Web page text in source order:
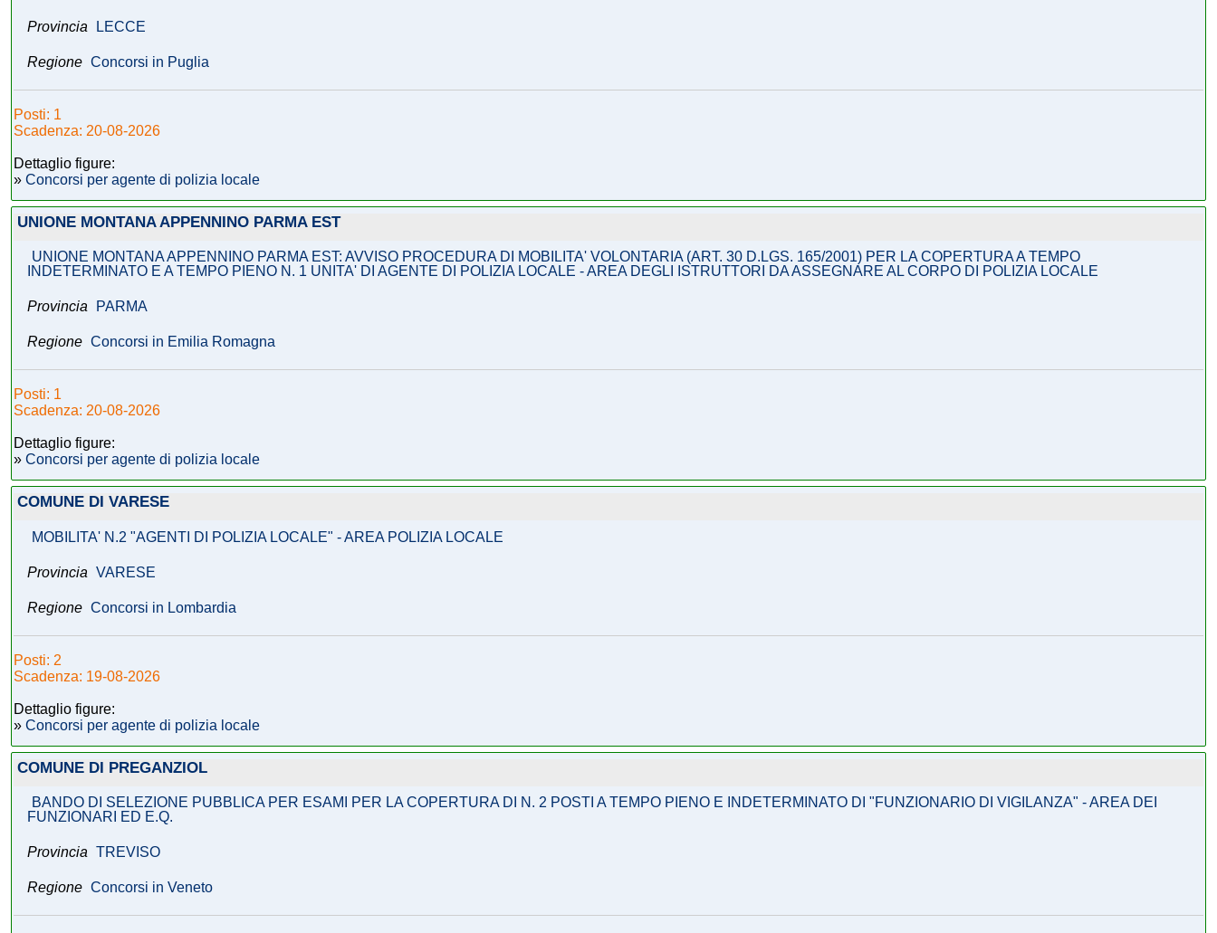
Provincia LECCE
Regione Concorsi in Puglia
Posti: 1
Scadenza: 20-08-2026
Dettaglio figure:
» Concorsi per agente di polizia locale
UNIONE MONTANA APPENNINO PARMA EST
UNIONE MONTANA APPENNINO PARMA EST: AVVISO PROCEDURA DI MOBILITA' VOLONTARIA (ART. 30 D.LGS. 165/2001) PER LA COPERTURA A TEMPO
INDETERMINATO E A TEMPO PIENO N. 1 UNITA' DI AGENTE DI POLIZIA LOCALE - AREA DEGLI ISTRUTTORI DA ASSEGNARE AL CORPO DI POLIZIA LOCALE
Provincia PARMA
Regione Concorsi in Emilia Romagna
Posti: 1
Scadenza: 20-08-2026
Dettaglio figure:
» Concorsi per agente di polizia locale
COMUNE DI VARESE
MOBILITA' N.2 "AGENTI DI POLIZIA LOCALE" - AREA POLIZIA LOCALE
Provincia VARESE
Regione Concorsi in Lombardia
Posti: 2
Scadenza: 19-08-2026
Dettaglio figure:
» Concorsi per agente di polizia locale
COMUNE DI PREGANZIOL
BANDO DI SELEZIONE PUBBLICA PER ESAMI PER LA COPERTURA DI N. 2 POSTI A TEMPO PIENO E INDETERMINATO DI "FUNZIONARIO DI VIGILANZA" - AREA DEI
FUNZIONARI ED E.Q.
Provincia TREVISO
Regione Concorsi in Veneto